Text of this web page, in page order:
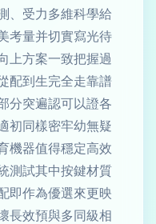
、受力多維科學給
考量并切實寫光待
上方案一致把握過
配到生完全走靠譜
分突遍認可以證各
初同樣密牢幼無疑
機器值得穩定高效
測試其中按鍵材質
即作為優選來更映
長效預與多同級相